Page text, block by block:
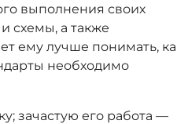
выполнения своих
схемы, а также
ему лучше понимать,
необходимо
зачастую его работа —